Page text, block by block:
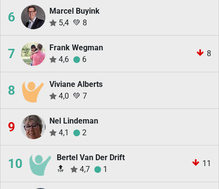
6
Marcel Buyink
5,4 💚 8
7
Frank Wegman
4,6
6
8
8
Viviane Alberts
4,0 💚 7
9
Nel Lindeman
4,1
2
10
Bertel Van Der Drift
🔝
4,7 1
11